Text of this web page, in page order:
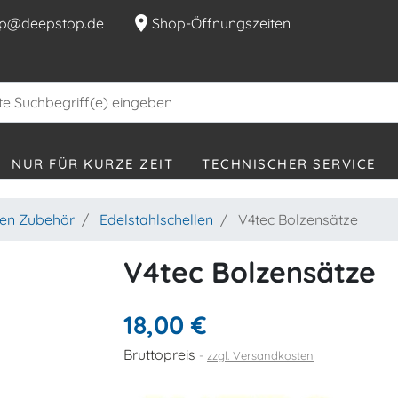
location_on Shop-Öffnungszeiten
NUR FÜR KURZE ZEIT TECHNISCHER SERVICE
Zubehör Edelstahlschellen V4tec Bolzensätze
V4tec Bolzensätze
18,00 €
Bruttopreis zzgl. Versandkosten